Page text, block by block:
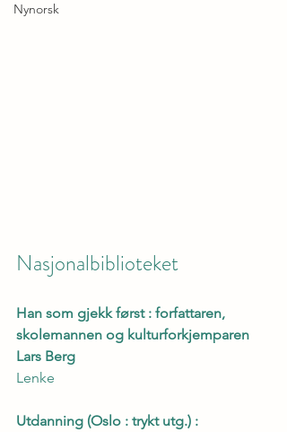
Nynorsk
Nasjonalbiblioteket
Han som gjekk først : forfattaren,
skolemannen og kulturforkjemparen
Lars Berg
Lenke
Utdanning (Oslo : trykt utg.) :